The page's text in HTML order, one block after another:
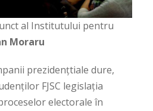
al Institutului pentru
Moraru
prezidențtiale dure,
FJSC legislația
electorale în